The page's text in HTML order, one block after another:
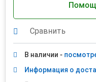
Сравнить
В наличии -
Информация о